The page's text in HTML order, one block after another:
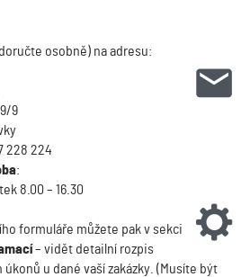
osobně) na adresu:
9
228 224
:
8.00 – 16.30
formuláře můžete pak v sekci
– vidět detailní rozpis
u dané vaší zakázky. (Musíte být